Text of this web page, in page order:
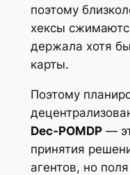
поэтому
хексы
держала хотя
карты.
Поэтому
Dec‑POMDP—
принятия
агентов, но